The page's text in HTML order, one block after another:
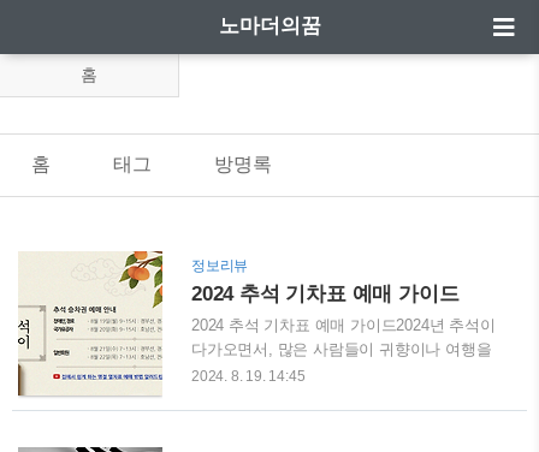
노마더의꿈
홈
홈 태그 방명록
정보리뷰
2024 추석 기차표 예매 가이드
2024 추석 기차표 예매 가이드2024년 추석이
다가오면서, 많은 사람들이 귀향이나 여행을
위해 기차표 예매를 준비하고 있습니다. 추석
2024. 8. 19. 14:45